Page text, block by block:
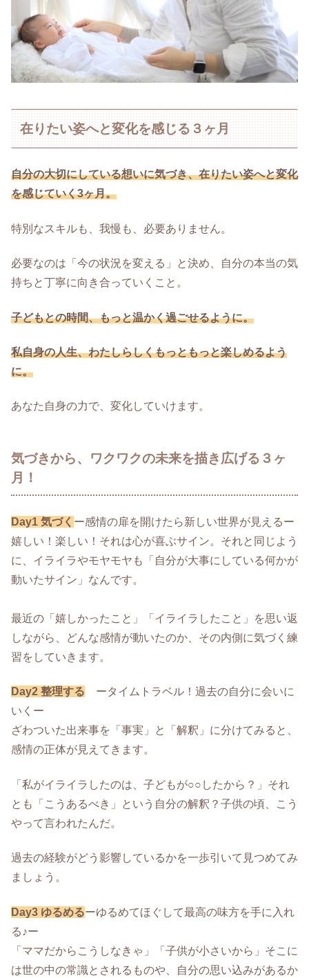
在りたい姿へと変化を感じる３ヶ月
自分の大切にしている想いに気づき、在りたい姿へと変化
を感じていく3ヶ月。
特別なスキルも、我慢も、必要ありません。
必要なのは「今の状況を変える」と決め、自分の本当の気
持ちと丁寧に向き合っていくこと。
子どもとの時間、もっと温かく過ごせるように。
私自身の人生、わたしらしくもっともっと楽しめるよう
に。
あなた自身の力で、変化していけます。
気づきから、ワクワクの未来を描き広げる３ヶ
月！
Day1 気づく ー感情の扉を開けたら新しい世界が見えるー
嬉しい！楽しい！それは心が喜ぶサイン。それと同じよう
に、イライラやモヤモヤも「自分が大事にしている何かが
動いたサイン」なんです。
最近の「嬉しかったこと」「イライラしたこと」を思い返
しながら、どんな感情が動いたのか、その内側に気づく練
習をしていきます。
Day2 整理する ータイムトラベル！過去の自分に会いに
いくー
ざわついた出来事を「事実」と「解釈」に分けてみると、
感情の正体が見えてきます。
「私がイライラしたのは、子どもが○○したから？」それ
とも「こうあるべき」という自分の解釈？子供の頃、こう
やって言われたんだ。
過去の経験がどう影響しているかを一歩引いて見つめてみ
ましょう。
Day3 ゆるめるーゆるめてほぐして最高の味方を手に入れ
る♪ー
「ママだからこうしなきゃ」「子供が小さいから」そこに
は世の中の常識とされるものや、自分の思い込みがあるか